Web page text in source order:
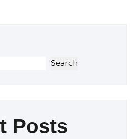
Search
Posts